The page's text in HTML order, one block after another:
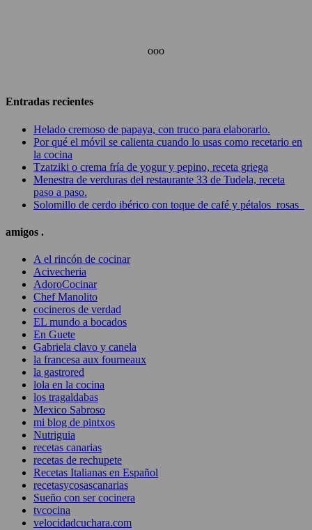
ooo
Entradas recientes
Helado cremoso de papaya, con truco para elaborarlo.
Por qué el móvil se calienta cuando lo usas como recetario en
la cocina
Tzatziki o crema fría de yogur y pepino, receta griega
Menestra de verduras del restaurante 33 de Tudela, receta
paso a paso.
Solomillo de cerdo ibérico con toque de café y pétalos rosas
amigos .
A el rincón de cocinar
Acivecheria
AdoroCocinar
Chef Manolito
cocineros de verdad
EL mundo a bocados
En Guete
Gabriela clavo y canela
la francesa aux fourneaux
la gastrored
lola en la cocina
los tragaldabas
Mexico Sabroso
mi blog de pintxos
Nutriguia
recetas canarias
recetas de rechupete
Recetas Italianas en Español
recetasycosascanarias
Sueño con ser cocinera
tvcocina
velocidadcuchara.com